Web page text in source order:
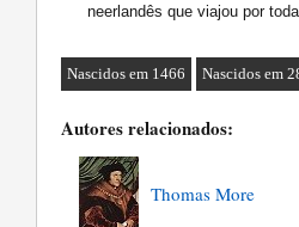
neerlandês que viajou por
Nascidos em 1466 Nascidos em
Autores relacionados:
Thomas More